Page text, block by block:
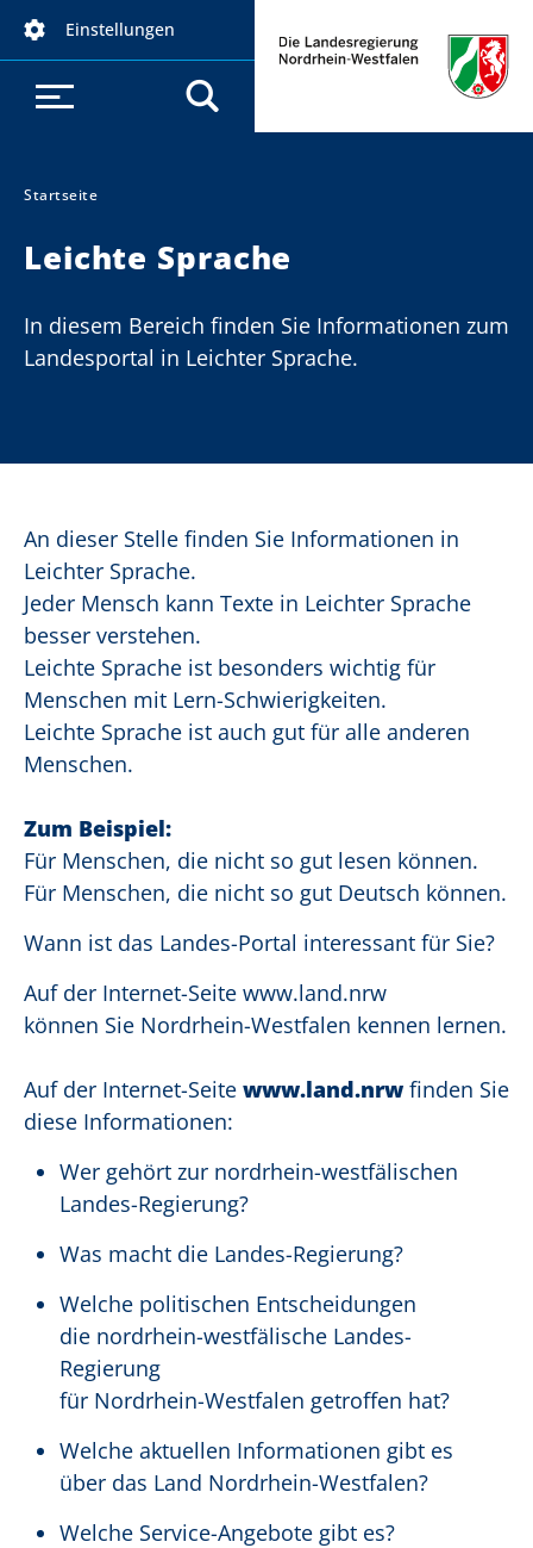
Einstellungen
Sie sind hier:
Startseite
Leichte Sprache
In diesem Bereich finden Sie Informationen zum
Landesportal in Leichter Sprache.
An dieser Stelle finden Sie Informationen in
Leichter Sprache.
Jeder Mensch kann Texte in Leichter Sprache
besser verstehen.
Leichte Sprache ist besonders wichtig für
Menschen mit Lern-Schwierigkeiten.
Leichte Sprache ist auch gut für alle anderen
Menschen.
Zum Beispiel:
Für Menschen, die nicht so gut lesen können.
Für Menschen, die nicht so gut Deutsch können.
Wann ist das Landes-Portal interessant für Sie?
Auf der Internet-Seite www.land.nrw
können Sie Nordrhein-Westfalen kennen lernen.
Auf der Internet-Seite www.land.nrw finden Sie
diese Informationen:
Wer gehört zur nordrhein-westfälischen
Landes-Regierung?
Was macht die Landes-Regierung?
Welche politischen Entscheidungen
die nordrhein-westfälische Landes-
Regierung
für Nordrhein-Westfalen getroffen hat?
Welche aktuellen Informationen gibt es
über das Land Nordrhein-Westfalen?
Welche Service-Angebote gibt es?